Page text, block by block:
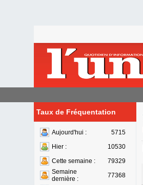
Taux de Fréquentation
Aujourd'hui :
5715
Hier :
10530
Cette semaine :
79329
Semaine
dernière :
77368